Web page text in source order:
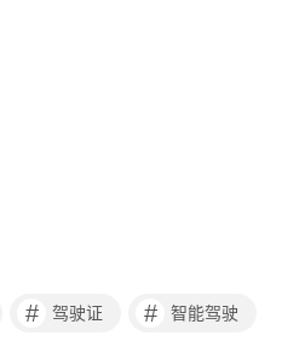
# 驾驶证 # 智能驾驶